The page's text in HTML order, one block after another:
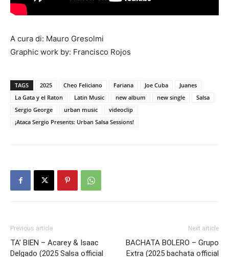
A cura di: Mauro Gresolmi
Graphic work by: Francisco Rojos
TAGS 2025 Cheo Feliciano Fariana Joe Cuba
Juanes
La Gata y el Raton
Latin Music new album new single
Salsa
Sergio George
urban music
videoclip
¡Ataca Sergio Presents: Urban Salsa Sessions!
Previous article
TA’ BIEN – Acarey & Isaac
Delgado (2025 Salsa official
Next article
BACHATA BOLERO – Grupo
Extra (2025 bachata official